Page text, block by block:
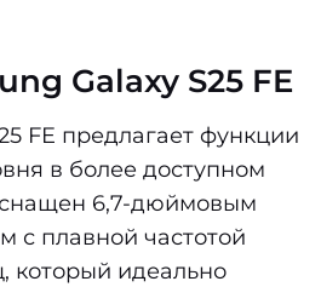
Galaxy S25 FE
FE предлагает функции
в более доступном
6,7-дюймовым
с плавной частотой
который идеально